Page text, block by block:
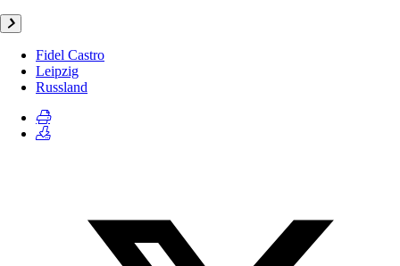
Fidel Castro
Leipzig
Russland